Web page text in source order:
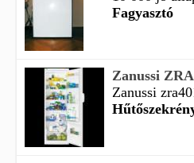
Fagyasztó
Zanussi
Zanussi